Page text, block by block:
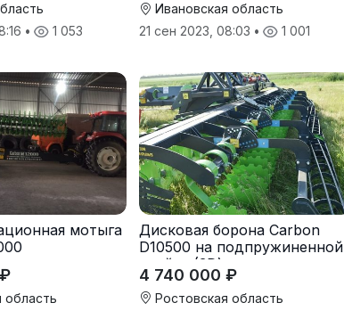
• 1 053
Ивановская область
21 сен 2023, 08:03 • 1 001
мотыга
область
Дисковая борона Carbon
D10500 на подпружиненной
стойке (3D)
4 740 000 ₽
Ростовская область